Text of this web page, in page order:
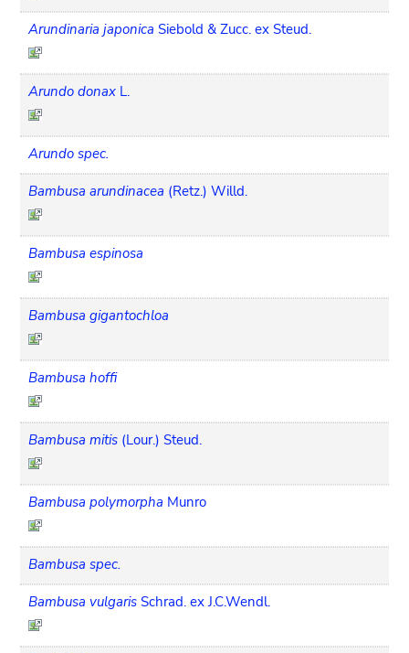
Arundinaria japonica Siebold & Zucc. ex Steud.
Arundo donax L.
Arundo spec.
Bambusa arundinacea (Retz.) Willd.
Bambusa espinosa
Bambusa gigantochloa
Bambusa hoffi
Bambusa mitis (Lour.) Steud.
Bambusa polymorpha Munro
Bambusa spec.
Bambusa vulgaris Schrad. ex J.C.Wendl.